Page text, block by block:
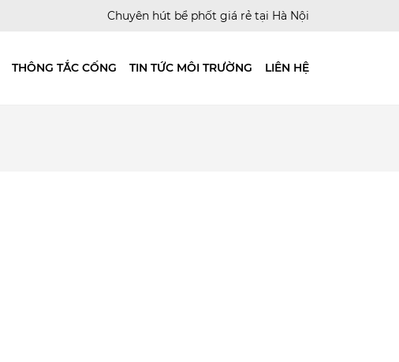
Chuyên hút bể phốt giá rẻ tại Hà Nội
THÔNG TẮC CỐNG TIN TỨC MÔI TRƯỜNG LIÊN HỆ